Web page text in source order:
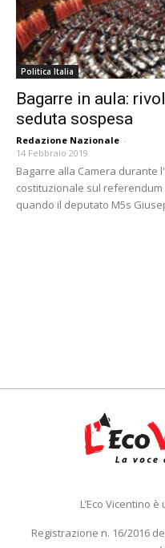
Politica Italia
Bagarre in aula:
seduta sospesa
Redazione Nazionale -
14 Febbraio 2019
Bagarre alla Camera durante
costituzionale sul
quando il deputato M5s
L’Eco Vicentino
Registrazione n. 16/2016